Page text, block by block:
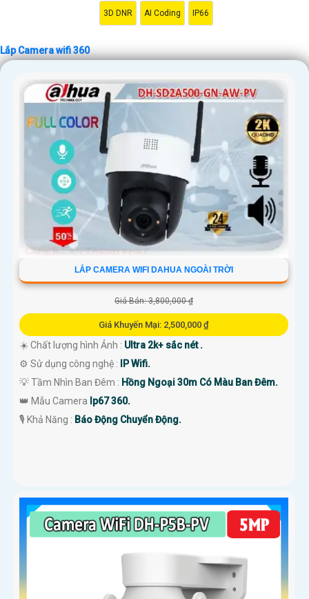
Hy vọng những thông tin trên sẽ giúp bạn có cái nhìn tổng quan về lắp
Camera wifi 360 và giải pháp phù hợp cho nhu cầu của mình. Nếu bạn
cần thêm thông tin hoặc hỏi về sản phẩm cụ thể, đừng ngần ngại để lại
câu hỏi Cung cấp cho công trình biết.
3D DNR AI Coding IP66
Lắp Camera wifi 360
LẮP CAMERA WIFI DAHUA NGOÀI TRỜI
Giá Bán: 3,800,000 ₫
Giá Khuyến Mại: 2,500,000 ₫
☀️ Chất lượng hình Ảnh : Ultra 2k+ sắc nét .
⚙ Sử dụng công nghệ :
IP Wifi.
💡 Tầm Nhìn Ban Đêm : Hồng Ngoại 30m Có Màu Ban Đêm.
👑 Mẫu Camera Ip67 360.
️🎙 Khả Năng : Báo Động Chuyển Động.